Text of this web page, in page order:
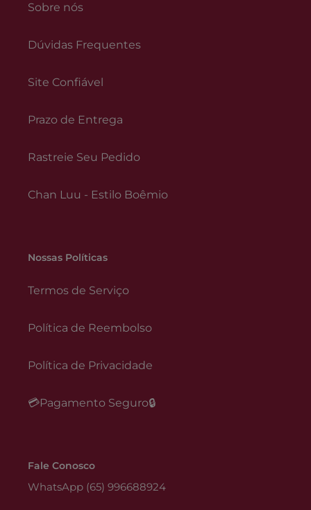
Sobre nós
Dúvidas Frequentes
Site Confiável
Prazo de Entrega
Rastreie Seu Pedido
Chan Luu - Estilo Boêmio
Nossas Políticas
Termos de Serviço
Política de Reembolso
Política de Privacidade
💳Pagamento Seguro🔒
Fale Conosco
WhatsApp (65) 996688924